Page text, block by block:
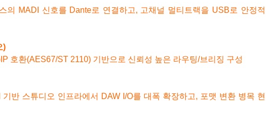
의 MADI 신호를 Dante로 연결하고, 고채널 멀티트랙을 USB로 안정적
)
호환(AES67/ST 2110) 기반으로 신뢰성 높은 라우팅/브리징 구성
기반 스튜디오 인프라에서 DAW I/O를 대폭 확장하고, 포맷 변환 병목 현